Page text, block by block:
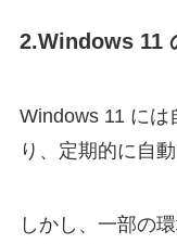
2.Windows 11
Windows 11 には
り、定期的に自
しかし、一部の